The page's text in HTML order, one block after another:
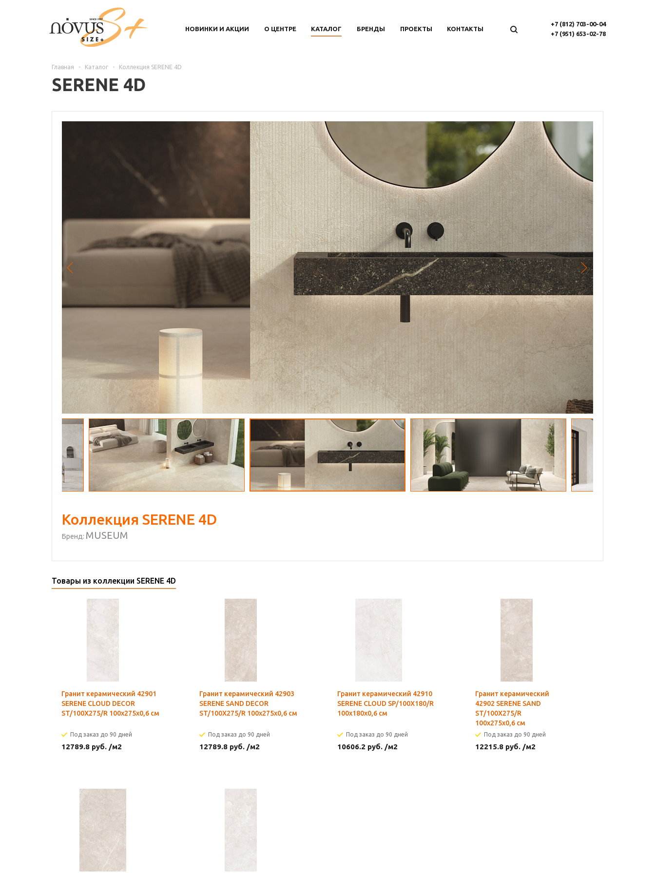
НОВИНКИ И АКЦИИ О ЦЕНТРЕ КАТАЛОГ БРЕНДЫ ПРОЕКТЫ КОНТАКТЫ
+7 (812) 703-00-04
+7 (951) 653-02-78
Главная - Каталог - Коллекция SERENE 4D
SERENE 4D
Коллекция SERENE 4D
Бренд: MUSEUM
Товары из коллекции SERENE 4D
Гранит керамический 42901
SERENE CLOUD DECOR
ST/100X275/R 100x275x0,6 см
Под заказ до 90 дней
12789.8 руб. /м2
Гранит керамический 42903
SERENE SAND DECOR
ST/100X275/R 100x275x0,6 см
Под заказ до 90 дней
12789.8 руб. /м2
Гранит керамический 42910
SERENE CLOUD SP/100X180/R
100x180x0,6 см
Под заказ до 90 дней
10606.2 руб. /м2
Гранит керамический
42902 SERENE SAND
ST/100X275/R
100x275x0,6 см
Под заказ до 90 дней
12215.8 руб. /м2